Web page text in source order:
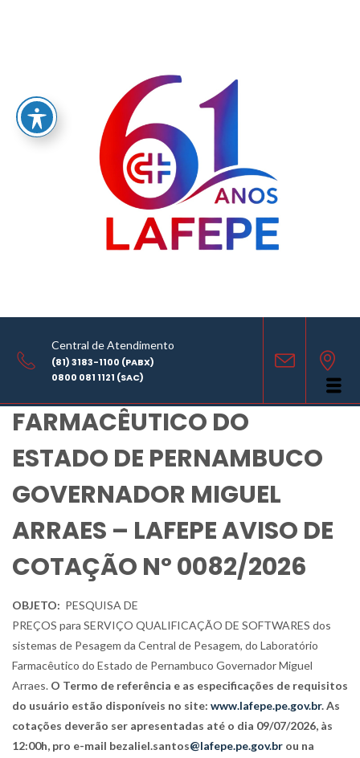
Central de Atendimento
(81) 3183-1100 (PABX)
0800 081 1121 (SAC)
LABORATÓRIO FARMACÊUTICO DO ESTADO DE PERNAMBUCO
GOVERNADOR MIGUEL ARRAES - LAFEPE AVISO DE COTAÇÃO Nº 0082/2026
COMPARTILHE
LABORATÓRIO
FARMACÊUTICO DO
ESTADO DE PERNAMBUCO
GOVERNADOR MIGUEL
ARRAES – LAFEPE AVISO DE
COTAÇÃO Nº 0082/2026
OBJETO: PESQUISA DE
PREÇOS para SERVIÇO QUALIFICAÇÃO DE SOFTWARES dos
sistemas de Pesagem da Central de Pesagem, do Laboratório
Farmacêutico do Estado de Pernambuco Governador Miguel
Arraes. O Termo de referência e as especificações de requisitos
do usuário estão disponíveis no site: www.lafepe.pe.gov.br. As
cotações deverão ser apresentadas até o dia 09/07/2026, às
12:00h, pro e-mail bezaliel.santos@lafepe.pe.gov.br ou na